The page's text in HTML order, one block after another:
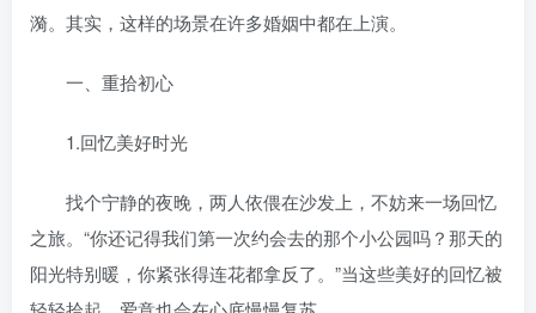
漪。其实，这样的场景在许多婚姻中都在上演。
一、重拾初心
1.回忆美好时光
找个宁静的夜晚，两人依偎在沙发上，不妨来一场回忆
之旅。“你还记得我们第一次约会去的那个小公园吗？那天的
阳光特别暖，你紧张得连花都拿反了。”当这些美好的回忆被